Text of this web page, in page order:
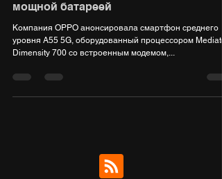
Доступный смартфон OPPO A55 5G с
тройной камерой, экраном HD+ и
мощной батареей
Компания OPPO анонсировала смартфон среднего